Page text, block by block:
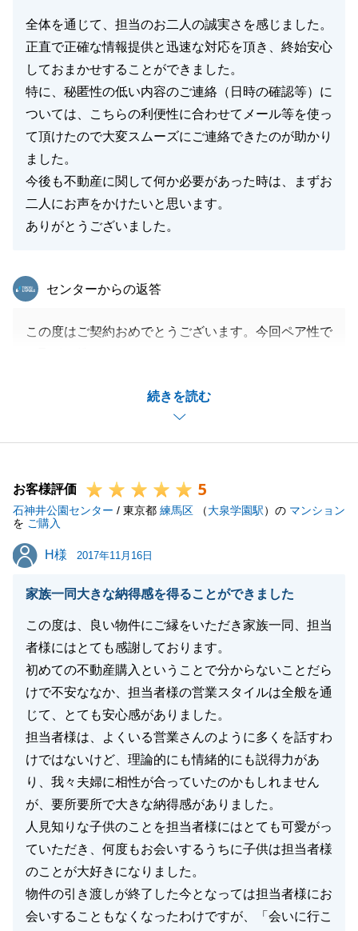
全体を通じて、担当のお二人の誠実さを感じました。
正直で正確な情報提供と迅速な対応を頂き、終始安心
しておまかせすることができました。
特に、秘匿性の低い内容のご連絡（日時の確認等）に
ついては、こちらの利便性に合わせてメール等を使っ
て頂けたので大変スムーズにご連絡できたのが助かり
ました。
今後も不動産に関して何か必要があった時は、まずお
二人にお声をかけたいと思います。
ありがとうございました。
続きを読む
東急リバブル
センターからの返答
この度はご契約おめでとうございます。今回ペア性で
何よりこちらの連絡に対してのレスポンスの速さが一
番の決め手だったと思います。
ご判断もしっかりして頂けたのでスムーズだったと思
今後とも長いお付き合いになると思いますので引き続
きよろしくお願いします。
お客様評価 5
石神井公園センター / 東京都 練馬区 （大泉学園駅）の マンション
を ご購入
H様
H様 2017年11月16日
家族一同大きな納得感を得ることができました
この度は、良い物件にご縁をいただき家族一同、担当
者様にはとても感謝しております。
初めての不動産購入ということで分からないことだら
けで不安ななか、担当者様の営業スタイルは全般を通
じて、とても安心感がありました。
担当者様は、よくいる営業さんのように多くを話すわ
けではないけど、理論的にも情緒的にも説得力があ
り、我々夫婦に相性が合っていたのかもしれません
が、要所要所で大きな納得感がありました。
人見知りな子供のことを担当者様にはとても可愛がっ
ていただき、何度もお会いするうちに子供は担当者様
のことが大好きになりました。
物件の引き渡しが終了した今となっては担当者様にお
会いすることもなくなったわけですが、「会いに行こ